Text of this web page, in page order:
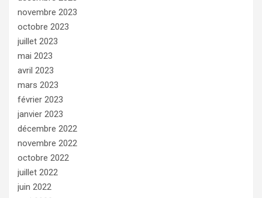
novembre 2023
octobre 2023
juillet 2023
mai 2023
avril 2023
mars 2023
février 2023
janvier 2023
décembre 2022
novembre 2022
octobre 2022
juillet 2022
juin 2022